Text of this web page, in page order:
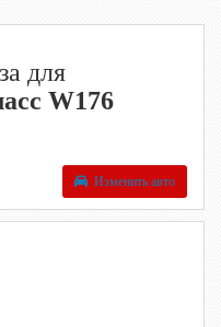
для
W176
Изменить авто